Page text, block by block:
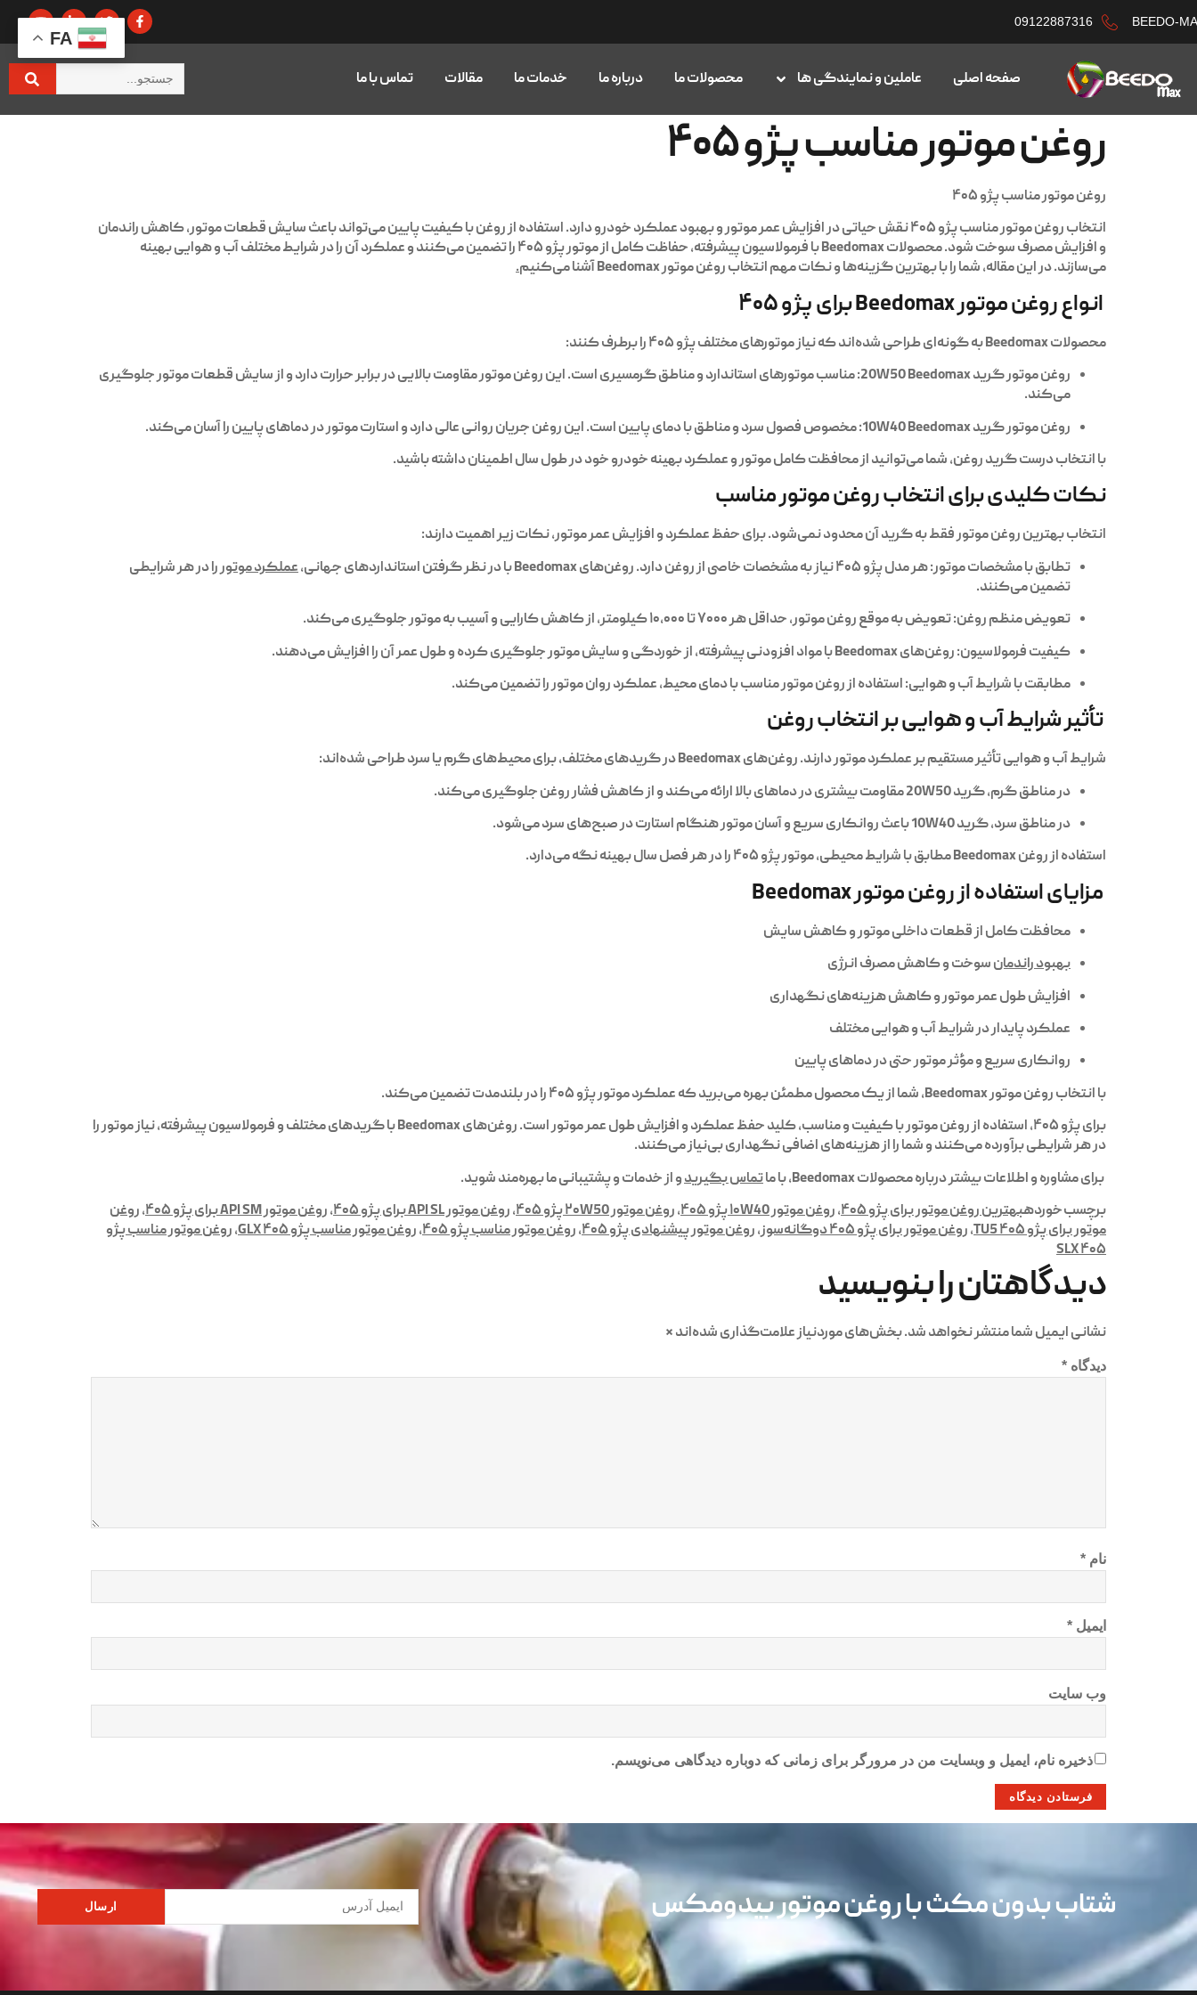
BEEDO-
09122887316
صفحه اصلی عاملین و نمایندگی ها محصولات ما درباره ما خدمات ما مقالات تماس با ما
روغن موتور مناسب پژو ۴۰۵
روغن موتور مناسب پژو ۴۰۵
انتخابروغن موتور مناسب پژو ۴۰۵
نقش حیاتی در افزایش عمر موتور و بهبود عملکرد خودرو دارد. استفاده از روغن با کیفیت پایین می‌تواند باعث سایش قطعات موتور، کاهش راندمان
و افزایش مصرف سوخت شود.محصولات Beedomax
با فرمولاسیون پیشرفته، حفاظت کامل از موتور پژو ۴۰۵ را تضمین می‌کنند و عملکرد آن را در شرایط مختلف آب و هوایی بهینه
می‌سازند. در این مقاله، شما را با بهترین گزینه‌ها و نکات مهم انتخاب روغن موتور Beedomax آشنا می‌کنیم
.
انواع روغن موتور Beedomax برای پژو ۴۰۵
محصولاتBeedomaxبه گونه‌ای طراحی شده‌اند که نیاز موتورهای مختلف پژو ۴۰۵ را برطرف کنند:
روغن موتور گرید 20W50 Beedomax:
مناسب موتورهای استاندارد و مناطق گرمسیری است. این روغن موتور مقاومت بالایی در برابر حرارت دارد و از سایش قطعات موتور جلوگیری
می‌کند.
روغن موتور گرید 10W40 Beedomax:
مخصوص فصول سرد و مناطق با دمای پایین است. این روغن جریان روانی عالی دارد و استارت موتور در دماهای پایین را آسان می‌کند.
با انتخاب درست گرید روغن، شما می‌توانید از محافظت کامل موتور و عملکرد بهینه خودرو خود در طول سال اطمینان داشته باشید.
نکات کلیدی برای انتخاب روغن موتور مناسب
انتخاب بهترین روغن موتور فقط به گرید آن محدود نمی‌شود. برای حفظ عملکرد و افزایش عمر موتور، نکات زیر اهمیت دارند:
تطابق با مشخصات موتور:هر مدل پژو ۴۰۵ نیاز به مشخصات خاصی از روغن دارد. روغن‌های Beedomax با در نظر گرفتن استانداردهای جهانی، عملکرد موتوررا در هر شرایطی
تضمین می‌کنند.
تعویض منظم روغن:تعویض به موقع روغن موتور، حداقل هر ۷۰۰۰ تا ۱۰,۰۰۰ کیلومتر، از کاهش کارایی و آسیب به موتور جلوگیری می‌کند.
کیفیت فرمولاسیون:روغن‌های Beedomax با مواد افزودنی پیشرفته، از خوردگی و سایش موتور جلوگیری کرده و طول عمر آن را افزایش می‌دهند.
مطابقت با شرایط آب و هوایی:استفاده از روغن موتور مناسب با دمای محیط، عملکرد روان موتور را تضمین می‌کند.
تأثیر شرایط آب و هوایی بر انتخاب روغن
شرایط آب و هوایی تأثیر مستقیم بر عملکرد موتور دارند. روغن‌های Beedomax در گریدهای مختلف، برای محیط‌های گرم یا سرد طراحی شده‌اند:
در مناطق گرم، گرید 20W50 مقاومت بیشتری در دماهای بالا ارائه می‌کند و از کاهش فشار روغن جلوگیری می‌کند.
در مناطق سرد، گرید 10W40 باعث روانکاری سریع و آسان موتور هنگام استارت در صبح‌های سرد می‌شود.
استفاده از روغن Beedomax مطابق با شرایط محیطی، موتور پژو ۴۰۵ را در هر فصل سال بهینه نگه می‌دارد.
مزایای استفاده از روغن موتور Beedomax
محافظت کامل از قطعات داخلی موتور و کاهش سایش
بهبود راندمانسوخت و کاهش مصرف انرژی
افزایش طول عمر موتور و کاهش هزینه‌های نگهداری
عملکرد پایدار در شرایط آب و هوایی مختلف
روانکاری سریع و مؤثر موتور حتی در دماهای پایین
با انتخاب روغن موتور Beedomax، شما از یک محصول مطمئن بهره می‌برید که عملکرد موتور پژو ۴۰۵ را در بلندمدت تضمین می‌کند.
برایپژو ۴۰۵ ، استفاده از روغن موتور با کیفیت و مناسب، کلید حفظ عملکرد و افزایش طول عمر موتور است.روغن‌های Beedomax
با گریدهای مختلف و فرمولاسیون پیشرفته، نیاز موتور را
در هر شرایطی برآورده می‌کنند و شما را از هزینه‌های اضافی نگهداری بی‌نیاز می‌کنند.
برای مشاوره و اطلاعات بیشتر درباره محصولات Beedomax، با ما
تماس بگیریدو از خدمات و پشتیبانی ما بهره‌مند شوید.
برچسب خوردهبهترین روغن موتور برای پژو ۴۰۵ ,روغن موتور ۱۰W40 پژو ۴۰۵ ,روغن موتور ۲۰W50 پژو ۴۰۵ ,روغن موتور API SL برای پژو ۴۰۵ ,روغن موتور API SM برای پژو ۴۰۵ ,روغن
موتور برای پژو ۴۰۵ TU5
,روغن موتور برای پژو ۴۰۵ دوگانه‌سوز ,روغن موتور پیشنهادی پژو ۴۰۵ ,روغن موتور مناسب پژو ۴۰۵ ,روغن موتور مناسب پژو ۴۰۵ GLX ,روغن موتور مناسب پژو
۴۰۵ SLX
دیدگاهتان را بنویسید
نشانی ایمیل شما منتشر نخواهد شد.بخش‌های موردنیاز علامت‌گذاری شده‌اند*
دیدگاه *
نام *
ایمیل *
وب‌ سایت
ذخیره نام، ایمیل و وبسایت من در مرورگر برای زمانی که دوباره دیدگاهی می‌نویسم.
شتاب بدون مکث با روغن موتور بیدومکس ارسال
FA